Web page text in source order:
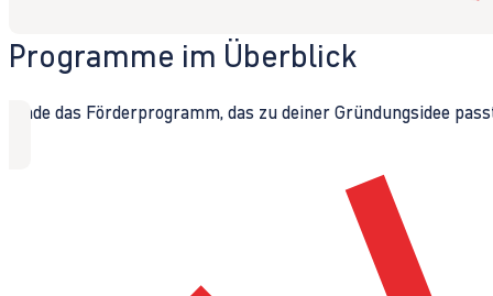
Programme im Überblick
Finde das Förderprogramm, das zu deiner Gründungsidee